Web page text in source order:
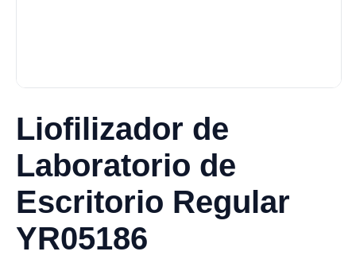
Liofilizador de
Laboratorio de
Escritorio Regular
YR05186